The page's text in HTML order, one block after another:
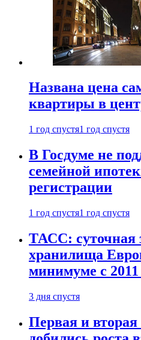
Названа цена
квартиры в
1 год спустя1 год спустя
В Госдуме не
семейной
регистрации
1 год спустя1 год спустя
ТАСС: суточная
хранилища
минимуме с 2011
3 дня спустя
Первая и